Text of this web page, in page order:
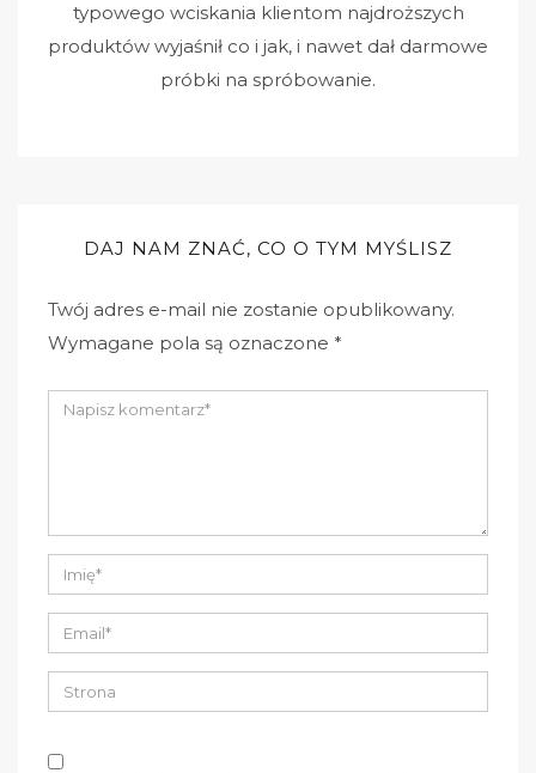
typowego wciskania klientom najdroższych
produktów wyjaśnił co i jak, i nawet dał darmowe
próbki na spróbowanie.
DAJ NAM ZNAĆ, CO O TYM MYŚLISZ
Twój adres e-mail nie zostanie opublikowany.
Wymagane pola są oznaczone *